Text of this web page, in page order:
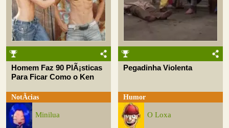
Homem Faz 90 PlÃ¡sticas
Para Ficar Como o Ken
NotÃ­cias
Minilua
Pegadinha Violenta
Humor
O Loxa